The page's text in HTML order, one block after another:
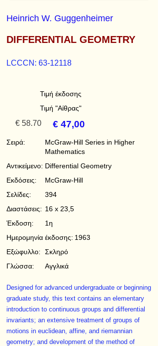
Heinrich W. Guggenheimer
DIFFERENTIAL GEOMETRY
LCCCN: 63-12118
Τιμή έκδοσης
Τιμή "Αίθρας"
€ 58.70 € 47,00
Σειρά:
McGraw-Hill Series in Higher
Mathematics
Αντικείμενο: Differential Geometry
Εκδόσεις:
McGraw-Hill
Σελίδες:
394
Διαστάσεις: 16 x 23,5
Έκδοση:
1η
Ημερομηνία έκδοσης: 1963
Εξώφυλλο:
Γλώσσα:
Σκληρό
Αγγλικά
Designed for advanced undergraduate or beginning
graduate study, this text contains an elementary
introduction to continuous groups and differential
invariants; an extensive treatment of groups of
motions in euclidean, affine, and riemannian
geometry; and development of the method of